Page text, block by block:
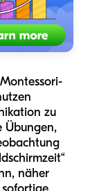
zu
Übungen,
näher